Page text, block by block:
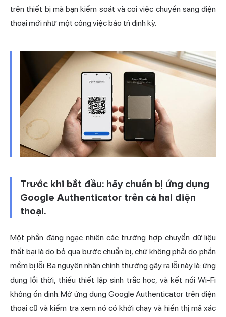
trên thiết bị mà bạn kiểm soát và coi việc chuyển sang điện
thoại mới như một công việc bảo trì định kỳ.
Trước khi bắt đầu: hãy chuẩn bị ứng dụng
Google Authenticator trên cả hai điện
thoại.
Một phần đáng ngạc nhiên các trường hợp chuyển dữ liệu
thất bại là do bỏ qua bước chuẩn bị, chứ không phải do phần
mềm bị lỗi. Ba nguyên nhân chính thường gây ra lỗi này là: ứng
dụng lỗi thời, thiếu thiết lập sinh trắc học, và kết nối Wi-Fi
không ổn định. Mở ứng dụng Google Authenticator trên điện
thoại cũ và kiểm tra xem nó có khởi chạy và hiển thị mã xác